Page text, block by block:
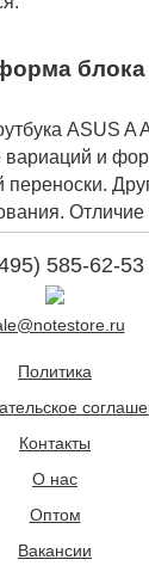
блока
ASUS A
и
Отличие
585-62-53
Политика
Контакты
О нас
Оптом
Вакансии